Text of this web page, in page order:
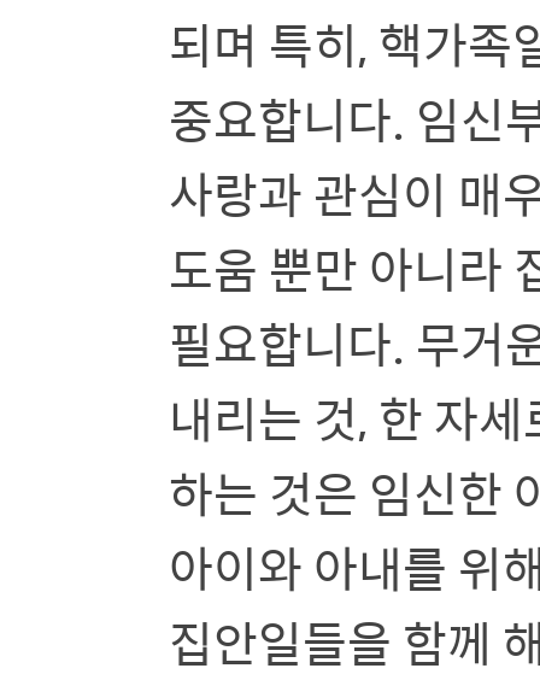
되며 특히, 핵가족
중요합니다. 임신
사랑과 관심이 매
도움 뿐만 아니라
필요합니다. 무거
내리는 것, 한 자
하는 것은 임신한
아이와 아내를 위
집안일들을 함께